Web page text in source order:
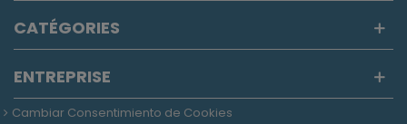
CATÉGORIES
ENTREPRISE
Cambiar Consentimiento de Cookies